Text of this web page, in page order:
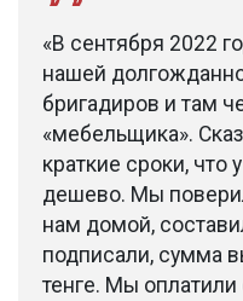
«В сентября 2022
нашей
бригадиров и там
«мебельщика».
краткие сроки, что
дешево. Мы
нам домой,
подписали, сумма
тенге. Мы оплатили